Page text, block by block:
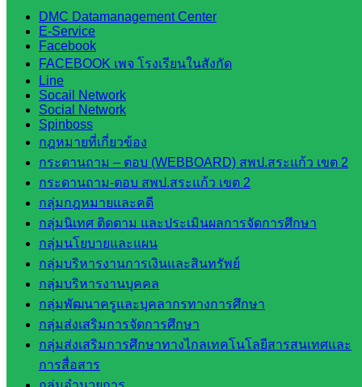
DMC Datamanagement Center
E-Service
Facebook
FACEBOOK เพจ โรงเรียนในสังกัด
Line
Socail Network
Social Network
Spinboss
กฎหมายที่เกี่ยวข้อง
กระดานถาม – ตอบ (WEBBOARD) สพป.สระแก้ว เขต 2
กระดานถาม-ตอบ สพป.สระแก้ว เขต 2
กลุ่มกฎหมายและคดี
กลุ่มนิเทศ ติดตาม และประเมินผลการจัดการศึกษา
กลุ่มนโยบายและแผน
กลุ่มบริหารงานการเงินและสินทรัพย์
กลุ่มบริหารงานบุคคล
กลุ่มพัฒนาครูและบุคลากรทางการศึกษา
กลุ่มส่งเสริมการจัดการศึกษา
กลุ่มส่งเสริมการศึกษาทางไกลเทคโนโลยีสารสนเทศและ
การสื่อสาร
จังหวัด
สระแก้ว
สำนักงาน
ส.ก.ส.ค.
จังหวัด
สระแก้ว
สพป.
สระแก้ว
เขต 1
สพป.สระแก้ว
เขต 2
โรงเรียน
ในสังกัด
สพป.สระแก้ว
เขต 1
โรงเรียน
ในสังกัด
สพป.สระแก้ว
เขต 2